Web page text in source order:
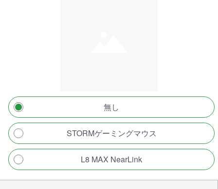
無し
STORMゲーミングマウス
L8 MAX NearLink